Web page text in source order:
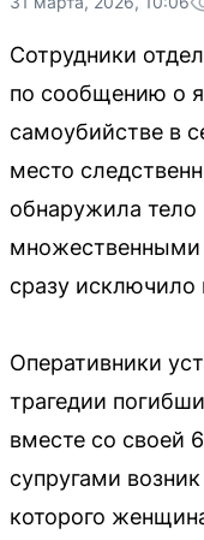
Сотрудники
по сообщению о
самоубийстве в
место
обнаружила
сразу
Оперативники
трагедии
вместе со своей
супругами
которого